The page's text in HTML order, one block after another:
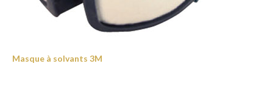
Masque à solvants 3M